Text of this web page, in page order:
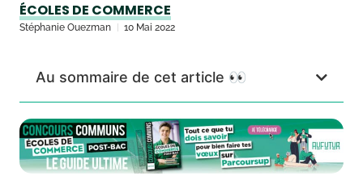
ÉCOLES DE COMMERCE
Stéphanie Ouezman 10 Mai 2022
Au sommaire de cet article 👀